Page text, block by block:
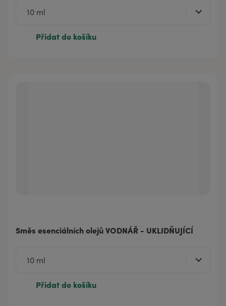
Přidat do košíku
Směs esenciálních olejů VODNÁŘ - UKLIDŇUJÍCÍ
Přidat do košíku